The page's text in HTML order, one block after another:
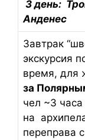
3 день:
Анденес
Завтрак
экскурсия
время, для
за
чел ~3 часа
на
переправа